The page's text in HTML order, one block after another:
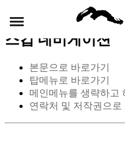
스킵 네비게이션
본문으로 바로가기
탑메뉴로 바로가기
메인메뉴를 생략하고
연락처 및 저작권으로